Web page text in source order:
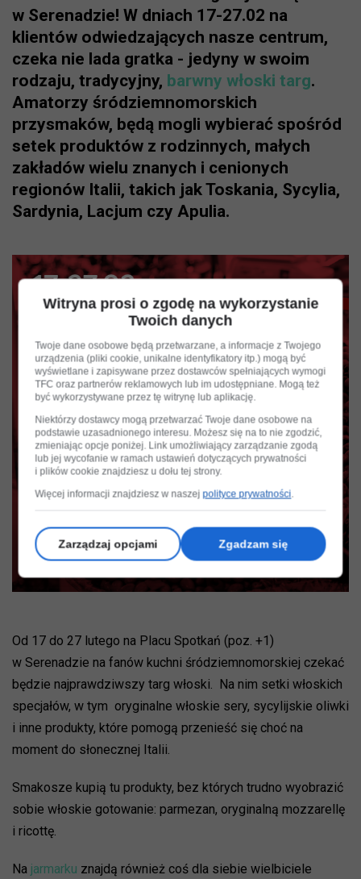
w Serenadzie! W dniach 17-27.02 na
klientów odwiedzających nasze centrum,
czeka nie lada gratka - jedyny w swoim
rodzaju, tradycyjny, barwny włoski targ.
Amatorzy śródziemnomorskich
przysmaków, będą mogli wybierać spośród
setek produktów z rodzinnych, małych
zakładów wielu znanych i cenionych
regionów Italii, takich jak Toskania, Sycylia,
Sardynia, Lacjum czy Apulia.
Od 17 do 27 lutego na Placu Spotkań (poz. +1)
w Serenadzie na fanów kuchni śródziemnomorskiej czekać
będzie najprawdziwszy targ włoski. Na nim setki włoskich
specjałów, w tym oryginalne włoskie sery, sycylijskie oliwki
i inne produkty, które pomogą przenieść się choć na
moment do słonecznej Italii.
Smakosze kupią tu produkty, bez których trudno wyobrazić
sobie włoskie gotowanie: parmezan, oryginalną mozzarellę
i ricottę.
Na jarmarku znajdą również coś dla siebie wielbiciele
Witryna prosi o zgodę na wykorzystanie
Twoich danych
Twoje dane osobowe będą przetwarzane, a informacje z Twojego
urządzenia (pliki cookie, unikalne identyfikatory itp.) mogą być
wyświetlane i zapisywane przez dostawców spełniających wymogi
TFC oraz partnerów reklamowych lub im udostępniane. Mogą też
być wykorzystywane przez tę witrynę lub aplikację.
Niektórzy dostawcy mogą przetwarzać Twoje dane osobowe na
podstawie uzasadnionego interesu. Możesz się na to nie zgodzić,
zmieniając opcje poniżej. Link umożliwiający zarządzanie zgodą
lub jej wycofanie w ramach ustawień dotyczących prywatności
i plików cookie znajdziesz u dołu tej strony.
Więcej informacji znajdziesz w naszejpolityce prywatności.
Zarządzaj opcjami Zgadzam się